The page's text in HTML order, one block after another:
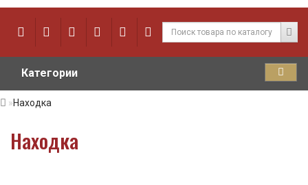
Категории
Находка
Находка